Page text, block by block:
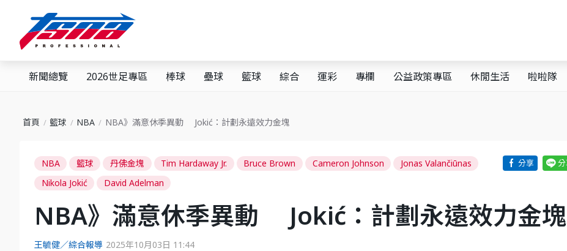
新聞總覽 2026世足專區 棒球 壘球 籃球 綜合 運彩 專欄 公益政策專區 休閒生活 啦啦隊
首頁 籃球 NBA NBA》滿意休季異動 Jokić：計劃永遠效力金塊
NBA 籃球 丹佛金塊 Tim Hardaway Jr. Bruce Brown Cameron Johnson
Jonas Valančiūnas
Nikola Jokić
David Adelman
NBA》滿意休季異動 Jokić：計劃永遠效力金塊
王毓健／綜合報導 2025年10月03日 11:44